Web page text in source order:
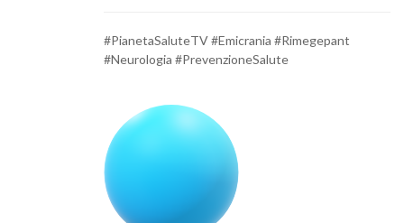
#PianetaSaluteTV #Emicrania #Rimegepant
#Neurologia #PrevenzioneSalute